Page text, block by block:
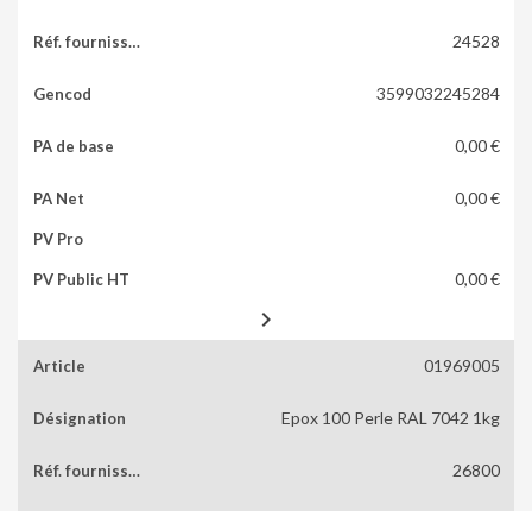
24528
3599032245284
0,00 €
0,00 €
0,00 €

01969005
Epox 100 Perle RAL 7042 1kg
26800